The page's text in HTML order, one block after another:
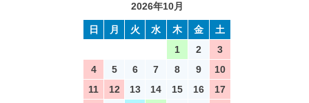
2026年10月
日 月 火 水 木 金
土
1
2
3
4
5 6 7 8 9
10
11
12 13 14 15 16
17